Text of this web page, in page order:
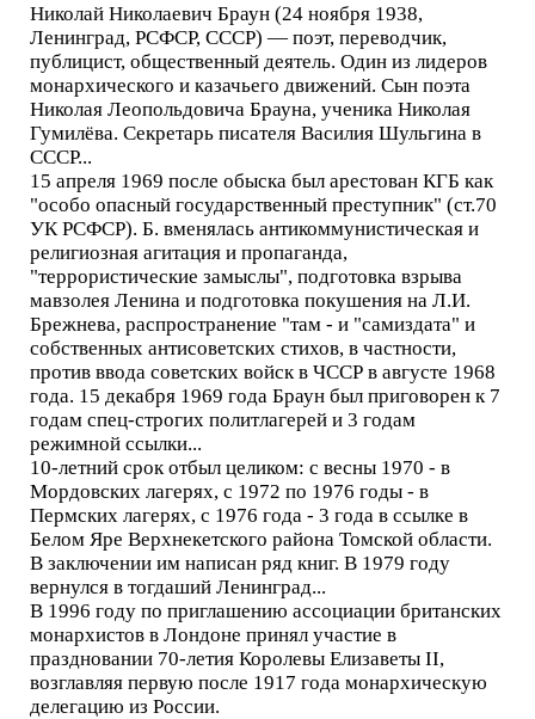
Николай Николаевич Браун (24 ноября 1938,
Ленинград, РСФСР, СССР) — поэт, переводчик,
публицист, общественный деятель. Один из лидеров
монархического и казачьего движений. Сын поэта
Николая Леопольдовича Брауна, ученика Николая
Гумилёва. Секретарь писателя Василия Шульгина в
СССР...
15 апреля 1969 после обыска был арестован КГБ как
"особо опасный государственный преступник" (ст.70
УК РСФСР). Б. вменялась антикоммунистическая и
религиозная агитация и пропаганда,
"террористические замыслы", подготовка взрыва
мавзолея Ленина и подготовка покушения на Л.И.
Брежнева, распространение "там - и "самиздата" и
собственных антисоветских стихов, в частности,
против ввода советских войск в ЧССР в августе 1968
года. 15 декабря 1969 года Браун был приговорен к 7
годам спец-строгих политлагерей и 3 годам
режимной ссылки...
10-летний срок отбыл целиком: с весны 1970 - в
Мордовских лагерях, с 1972 по 1976 годы - в
Пермских лагерях, с 1976 года - 3 года в ссылке в
Белом Яре Верхнекетского района Томской области.
В заключении им написан ряд книг. В 1979 году
вернулся в тогдаший Ленинград...
В 1996 году по приглашению ассоциации британских
монархистов в Лондоне принял участие в
праздновании 70-летия Королевы Елизаветы II,
возглавляя первую после 1917 года монархическую
делегацию из России.